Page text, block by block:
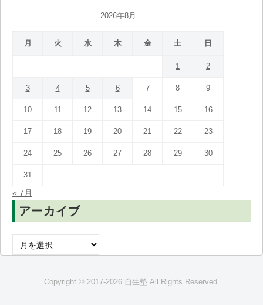
2026年8月
月 火 水 木 金 土 日
1 2
3 4 5 6 7 8 9
10 11 12 13 14 15 16
17 18 19 20 21 22 23
24 25 26 27 28 29 30
31
« 7月
アーカイブ
ー
Copyright © 2017-2026 自生塾 All Rights Reserved.